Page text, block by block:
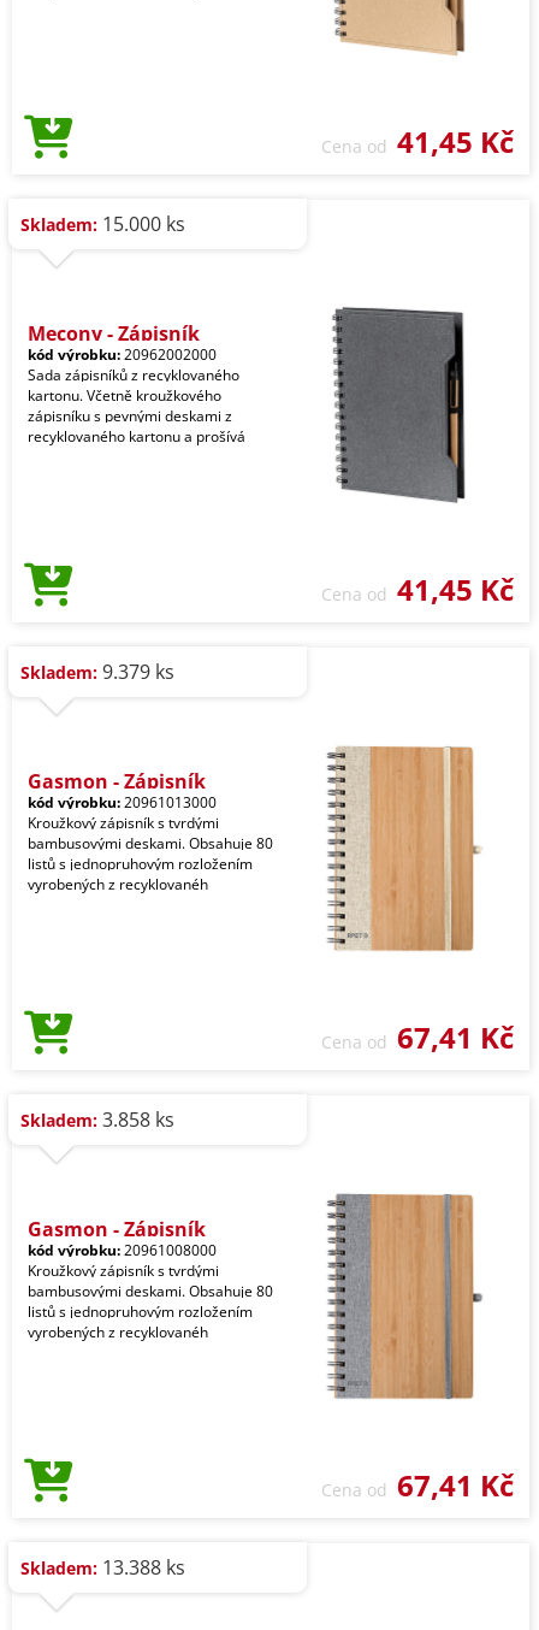
Cena od 41,45 Kč
Skladem: 15.000 ks
Mecony - Zápisník
kód výrobku:20962002000
Sada zápisníků z recyklovaného
kartonu. Včetně kroužkového
zápisníku s pevnými deskami z
recyklovaného kartonu a prošívá
Cena od 41,45 Kč
Skladem: 9.379 ks
Gasmon - Zápisník
kód výrobku:20961013000
Kroužkový zápisník s tvrdými
bambusovými deskami. Obsahuje 80
listů s jednopruhovým rozložením
vyrobených z recyklovanéh
Cena od 67,41 Kč
Skladem: 3.858 ks
Gasmon - Zápisník
kód výrobku:20961008000
Kroužkový zápisník s tvrdými
bambusovými deskami. Obsahuje 80
listů s jednopruhovým rozložením
vyrobených z recyklovanéh
Cena od 67,41 Kč
Skladem: 13.388 ks